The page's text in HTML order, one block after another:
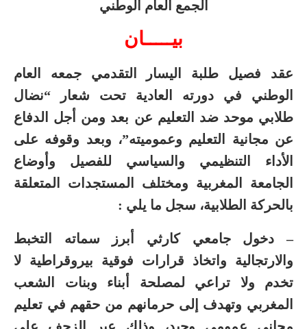
الجمع العام الوطني
بيـــــان
عقد فصيل طلبة اليسار التقدمي جمعه العام
الوطني في دورته العادية تحت شعار “نضال
طلابي موحد ضد التعليم عن بعد ومن أجل الدفاع
عن مجانية التعليم وعموميته”، وبعد وقوفه على
الأداء التنظيمي والسياسي للفصيل وأوضاع
الجامعة المغربية ومختلف المستجدات المتعلقة
بالحركة الطلابية، سجل ما يلي :
– دخول جامعي كارثي أبرز سماته التخبط
والارتجالية واتخاذ قرارات فوقية بيروقراطية لا
تخدم ولا تراعي لمصلحة أبناء وبنات الشعب
المغربي وتهدف إلى حرمانهم من حقهم في تعليم